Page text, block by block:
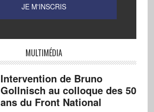
MULTIMÉDIA
Intervention de Bruno
Gollnisch au colloque des 50
ans du Front National